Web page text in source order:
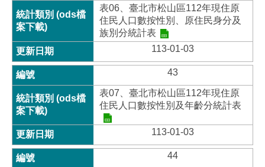
表06、臺北市松山區112年現住原
住民人口數按性別、原住民身分及
族別分統計表
113-01-03
43
表07、臺北市松山區112年現住原
住民人口數按性別及年齡分統計表
113-01-03
44